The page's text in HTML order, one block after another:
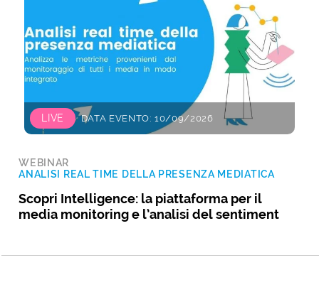
LIVE DATA EVENTO: 10/09/2026
WEBINAR
ANALISI REAL TIME DELLA PRESENZA MEDIATICA
Scopri Intelligence: la piattaforma per il
media monitoring e l’analisi del sentiment